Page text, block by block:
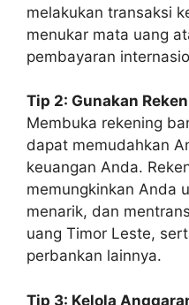
melakukan transaksi
menukar mata uang
pembayaran
Tip 2: Gunakan
Membuka rekening
dapat memudahkan
keuangan Anda.
memungkinkan Anda
menarik, dan
uang Timor Leste,
perbankan lainnya.
Tip 3: Kelola